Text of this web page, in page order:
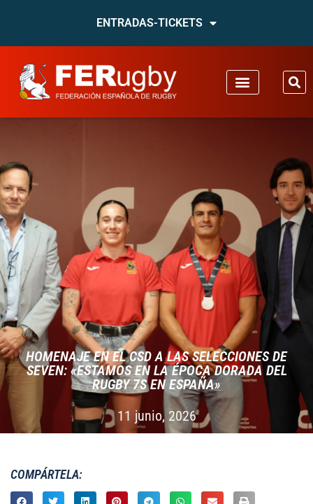
ENTRADAS-TICKETS
HOMENAJE EN EL CSD A LAS SELECCIONES DE
SEVEN: «ESTAMOS EN LA ÉPOCA DORADA DEL
RUGBY 7S EN ESPAÑA»
11 junio, 2026
COMPÁRTELA: